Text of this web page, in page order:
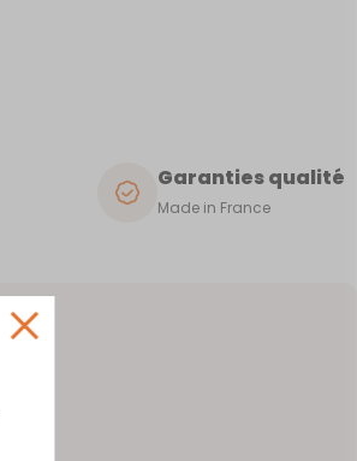
Garanties qualité
Made in France